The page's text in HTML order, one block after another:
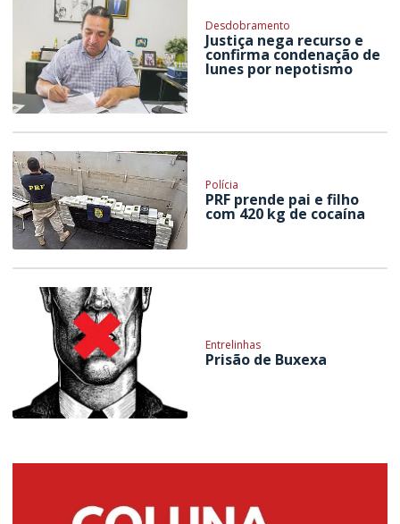
Desdobramento
Justiça nega recurso e
confirma condenação de
Iunes por nepotismo
Polícia
PRF prende pai e filho
com 420 kg de cocaína
Entrelinhas
Prisão de Buxexa